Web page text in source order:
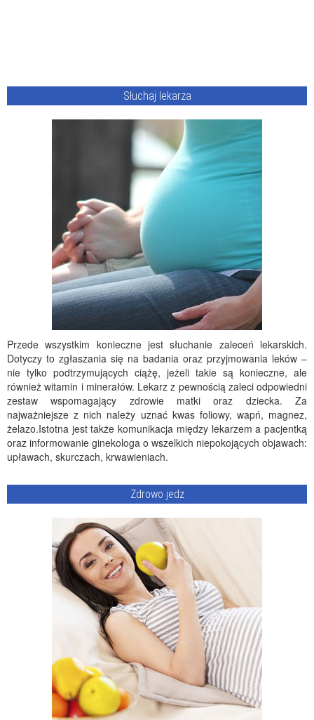
Słuchaj lekarza
Przede wszystkim konieczne jest słuchanie zaleceń lekarskich.
Dotyczy to zgłaszania się na badania oraz przyjmowania leków –
nie tylko podtrzymujących ciążę, jeżeli takie są konieczne, ale
również witamin i minerałów. Lekarz z pewnością zaleci odpowiedni
zestaw wspomagający zdrowie matki oraz dziecka. Za
najważniejsze z nich należy uznać kwas foliowy, wapń, magnez,
żelazo.Istotna jest także komunikacja między lekarzem a pacjentką
oraz informowanie ginekologa o wszelkich niepokojących objawach:
upławach, skurczach, krwawieniach.
Zdrowo jedz